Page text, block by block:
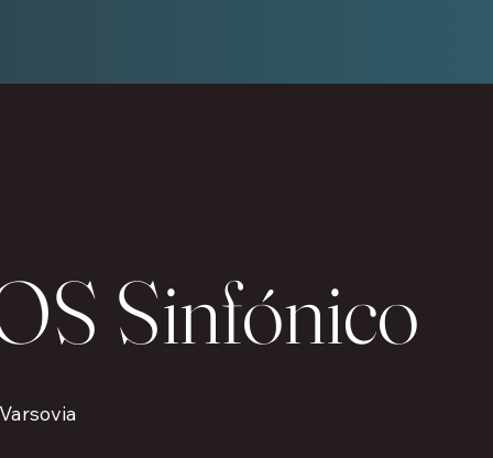
Sinfónico
Varsovia